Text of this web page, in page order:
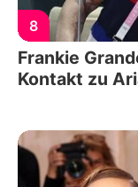
8
Frankie
Kontakt zu